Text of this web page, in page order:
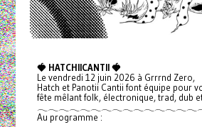
🍓 HATCHIICANTII 🍓
Le vendredi 12 juin 2026 à Grrrnd Zero,
Hatch et Panotii Cantii font équipe pour
fête mêlant folk, électronique, trad, dub
Au programme :